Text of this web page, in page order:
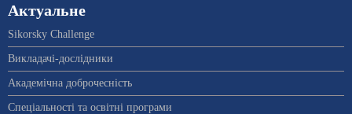
Актуальне
Sikorsky Challenge
Викладачі-дослідники
Академічна доброчесність
Спеціальності та освітні програми